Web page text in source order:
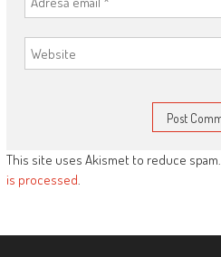
This site uses Akismet to reduce spam.
is processed.